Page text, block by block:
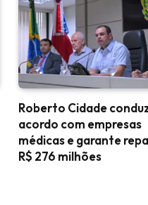
Roberto Cidade
acordo com empresas
médicas e garante
R$ 276 milhões